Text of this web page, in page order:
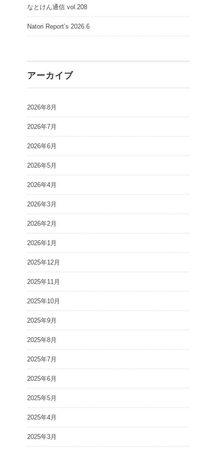
なとけん通信 vol.208
Natori Report’s 2026.6
アーカイブ
2026年8月
2026年7月
2026年6月
2026年5月
2026年4月
2026年3月
2026年2月
2026年1月
2025年12月
2025年11月
2025年10月
2025年9月
2025年8月
2025年7月
2025年6月
2025年5月
2025年4月
2025年3月